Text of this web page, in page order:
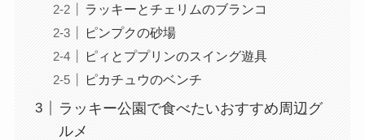
ラッキーとチェリムのブランコ
ピンプクの砂場
ピィとププリンのスイング遊具
ピカチュウのベンチ
ラッキー公園で食べたいおすすめ周辺グ
ルメ